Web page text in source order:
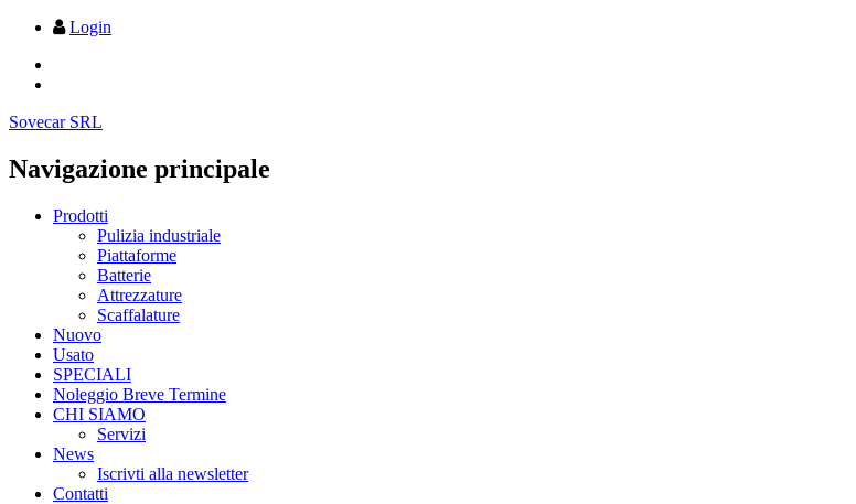
Login
Sovecar SRL
Navigazione principale
Prodotti
Pulizia industriale
Piattaforme
Batterie
Attrezzature
Scaffalature
Nuovo
Usato
SPECIALI
Noleggio Breve Termine
CHI SIAMO
Servizi
News
Iscrivti alla newsletter
Contatti